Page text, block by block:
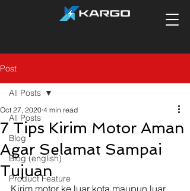
Post
All Posts
Blog
Blog (english)
Product Feature
All Posts
7 Tips Kirim Motor Aman
Agar Selamat Sampai
Tujuan
Oct 27, 2020 4 min read
Kirim motor ke luar kota maupun luar